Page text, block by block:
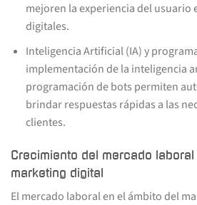
mejoren la experiencia del usuario
digitales.
Inteligencia Artificial (IA) y
implementación de la inteligencia
programación de bots permiten
brindar respuestas rápidas a las
clientes.
Crecimiento del mercado laboral
marketing digital
El mercado laboral en el ámbito del